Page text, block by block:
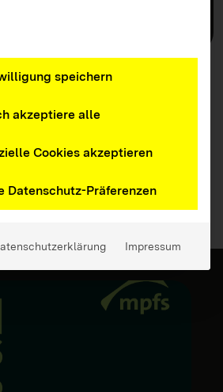
speichern
akzeptiere alle
Cookies akzeptieren
Datenschutz-Präferenzen
Impressum